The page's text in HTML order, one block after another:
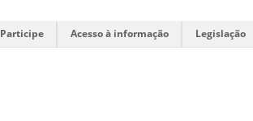
Participe Acesso à informação Legislação